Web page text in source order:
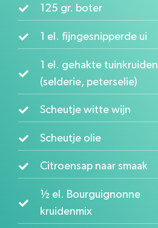
125 gr. boter
1 el. fijngesnipperde ui
1 el. gehakte tuinkruiden
(selderie, peterselie)
Scheutje witte wijn
Scheutje olie
Citroensap naar smaak
½ el. Bourguignonne
kruidenmix